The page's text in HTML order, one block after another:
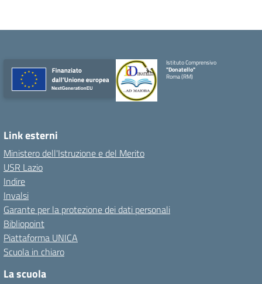
Istituto Comprensivo
"Donatello"
Roma (RM)
Link esterni
Ministero dell'Istruzione e del Merito
USR Lazio
Indire
Invalsi
Garante per la protezione dei dati personali
Bibliopoint
Piattaforma UNICA
Scuola in chiaro
La scuola